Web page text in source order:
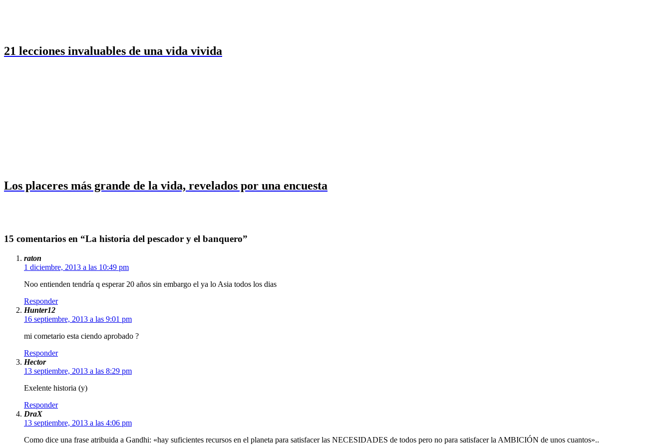
21 lecciones invaluables de una vida vivida
Los placeres más grande de la vida, revelados por una encuesta
15 comentarios en “La historia del pescador y el banquero”
raton
1 diciembre, 2013 a las 10:49 pm
Noo entienden tendría q esperar 20 años sin embargo el ya lo Asia todos los dias
Responder
Hunter12
16 septiembre, 2013 a las 9:01 pm
mi cometario esta ciendo aprobado ?
Responder
Hector
13 septiembre, 2013 a las 8:29 pm
Exelente historia (y)
Responder
DraX
13 septiembre, 2013 a las 4:06 pm
Como dice una frase atribuida a Gandhi: «hay suficientes recursos en el planeta para satisfacer las NECESIDADES de todos pero no para satisfacer la AMBICIÓN de unos cuantos»..